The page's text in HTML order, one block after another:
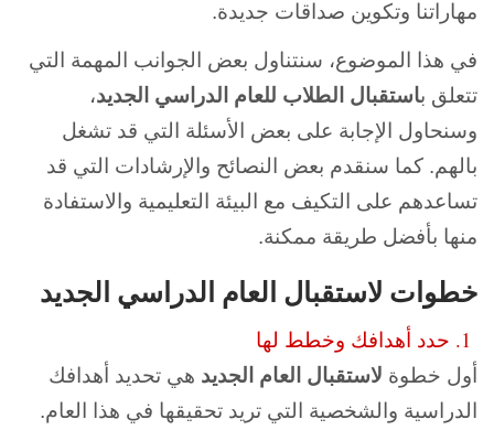
مهاراتنا وتكوين صداقات جديدة.
في هذا الموضوع، سنتناول بعض الجوانب المهمة التي
تتعلق باستقبال الطلاب للعام الدراسي الجديد،
وسنحاول الإجابة على بعض الأسئلة التي قد تشغل
بالهم. كما سنقدم بعض النصائح والإرشادات التي قد
تساعدهم على التكيف مع البيئة التعليمية والاستفادة
منها بأفضل طريقة ممكنة.
خطوات لاستقبال العام الدراسي الجديد
أول خطوة لاستقبال العام الجديد هي تحديد أهدافك
الدراسية والشخصية التي تريد تحقيقها في هذا العام.